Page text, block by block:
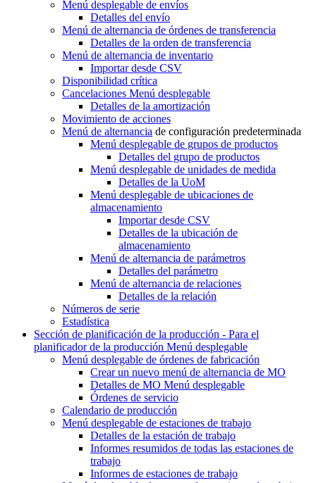
Menú desplegable de envíos
Detalles del envío
Menú de alternancia de órdenes de transferencia
Detalles de la orden de transferencia
Menú de alternancia de inventario
Importar desde CSV
Disponibilidad crítica
Cancelaciones Menú desplegable
Detalles de la amortización
Movimiento de acciones
Menú de alternancia de configuración predeterminada
Menú desplegable de grupos de productos
Detalles del grupo de productos
Menú desplegable de unidades de medida
Detalles de la UoM
Menú desplegable de ubicaciones de
almacenamiento
Importar desde CSV
Detalles de la ubicación de
almacenamiento
Menú de alternancia de parámetros
Detalles del parámetro
Menú de alternancia de relaciones
Detalles de la relación
Números de serie
Estadística
Sección de planificación de la producción - Para el
planificador de la producción Menú desplegable
Menú desplegable de órdenes de fabricación
Crear un nuevo menú de alternancia de MO
Detalles de MO Menú desplegable
Órdenes de servicio
Calendario de producción
Menú desplegable de estaciones de trabajo
Detalles de la estación de trabajo
Informes resumidos de todas las estaciones de
trabajo
Informes de estaciones de trabajo